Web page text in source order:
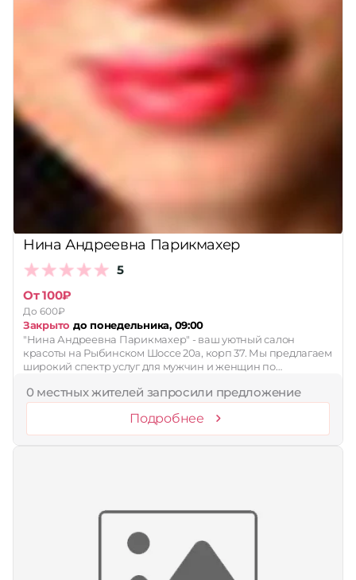
Нина Андреевна Парикмахер
5
От 100₽
До 600₽
Закрыто до понедельника, 09:00
"Нина Андреевна Парикмахер" - ваш уютный салон
красоты на Рыбинском Шоссе 20а, корп 37. Мы предлагаем
широкий спектр услуг для мужчин и женщин по…
0 местных жителей запросили предложение
Подробнее